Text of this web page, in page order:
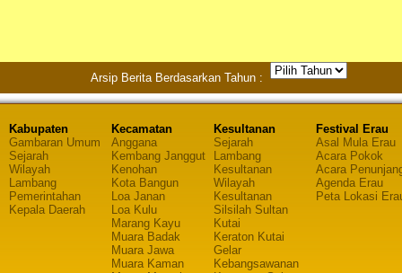
Arsip Berita Berdasarkan Tahun :
Kabupaten
Gambaran Umum
Sejarah
Wilayah
Lambang
Pemerintahan
Kepala Daerah
Kecamatan
Anggana
Kembang Janggut
Kenohan
Kota Bangun
Loa Janan
Loa Kulu
Marang Kayu
Muara Badak
Muara Jawa
Muara Kaman
Kesultanan
Sejarah
Lambang
Kesultanan
Wilayah
Kesultanan
Silsilah Sultan
Kutai
Keraton Kutai
Gelar
Kebangsawanan
Festival Erau
Asal Mula Erau
Acara Pokok
Acara
Agenda Erau
Peta Lokasi